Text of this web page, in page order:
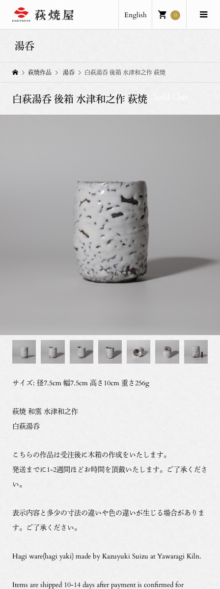
English 0
湯呑
萩焼作品 湯呑 白萩湯呑 後箱 水津和之作 萩焼
白萩湯呑 後箱 水津和之作 萩焼
サイズ: 径7.5cm 幅7.5cm 高さ10cm 重さ256g
萩焼 和窯 水津和之作
白萩湯呑
こちらの作品は受注後に木箱の作成をいたします。
発送までに1-2週間ほどお時間を頂戴いたします。ご了承くださ
い。
表示内容と多少の寸法の違いや色の違いが生じる場合がありま
す。ご了承ください。
Hagi ware(hagi yaki) made by Kazuyuki Suizu at Yawaragi Kiln.
Items are shipped 10-14 days after payment is confirmed for